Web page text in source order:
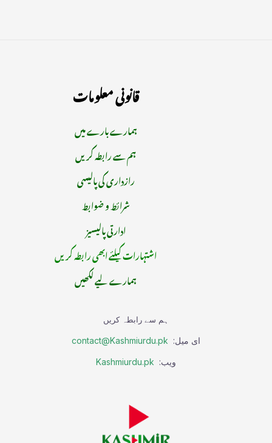
قانونی معلومات
ہمارے بارے میں
ہم سے رابطہ کریں
رازداری کی پالیسی
شرائط و ضوابط
ادارتی پالیسیز
اشتہارات کیلئے ابھی رابطہ کریں
ہمارے لیے لکھیں
ہم سے رابطہ کریں
ای میل: contact@Kashmiurdu.pk
ویب: Kashmiurdu.pk